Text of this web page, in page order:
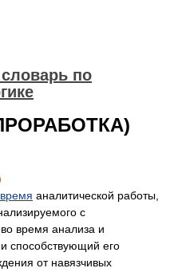
по
время аналитической работы,
с
время анализа и
способствующий его
от навязчивых